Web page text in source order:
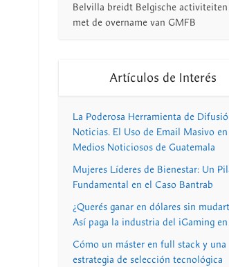
Belvilla breidt Belgische
met de overname van GMFB
Artículos de Interés
La Poderosa Herramienta de
Noticias. El Uso de Email Masivo
Medios Noticiosos de Guatemala
Mujeres Líderes de Bienestar: Un
Fundamental en el Caso Bantrab
¿Querés ganar en dólares sin
Así paga la industria del iGaming en
Cómo un máster en full stack y una
estrategia de selección tecnológica